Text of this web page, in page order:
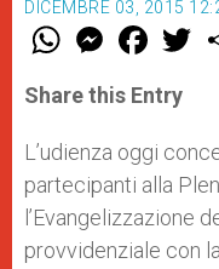
DICEMBRE 03, 2015
W
t
s
p
p
M
e
s
e
g
e
r
F
a
e
b
o
k
w
r
Share this Entry
L’udienza oggi
partecipanti alla
l’Evangelizzazione
provvidenziale con